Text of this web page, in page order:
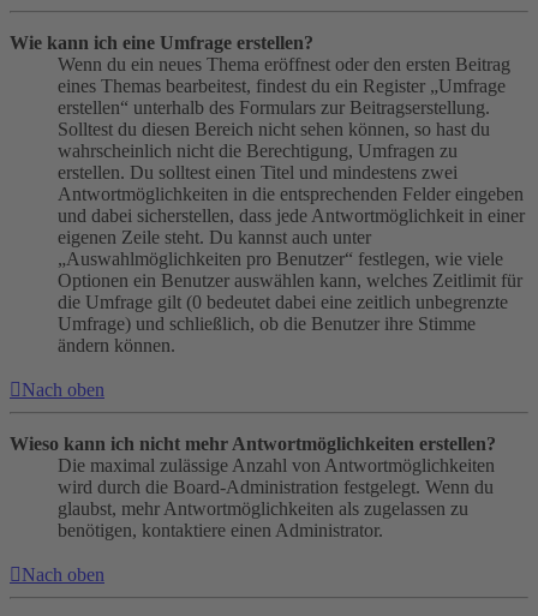
Wie kann ich eine Umfrage erstellen?
Wenn du ein neues Thema eröffnest oder den ersten Beitrag
eines Themas bearbeitest, findest du ein Register „Umfrage
erstellen“ unterhalb des Formulars zur Beitragserstellung.
Solltest du diesen Bereich nicht sehen können, so hast du
wahrscheinlich nicht die Berechtigung, Umfragen zu
erstellen. Du solltest einen Titel und mindestens zwei
Antwortmöglichkeiten in die entsprechenden Felder eingeben
und dabei sicherstellen, dass jede Antwortmöglichkeit in einer
eigenen Zeile steht. Du kannst auch unter
„Auswahlmöglichkeiten pro Benutzer“ festlegen, wie viele
Optionen ein Benutzer auswählen kann, welches Zeitlimit für
die Umfrage gilt (0 bedeutet dabei eine zeitlich unbegrenzte
Umfrage) und schließlich, ob die Benutzer ihre Stimme
ändern können.
Nach oben
Wieso kann ich nicht mehr Antwortmöglichkeiten erstellen?
Die maximal zulässige Anzahl von Antwortmöglichkeiten
wird durch die Board-Administration festgelegt. Wenn du
glaubst, mehr Antwortmöglichkeiten als zugelassen zu
benötigen, kontaktiere einen Administrator.
Nach oben